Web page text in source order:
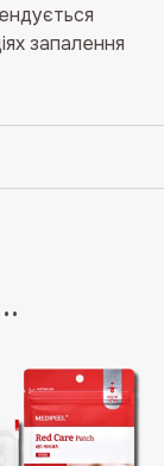
запалення